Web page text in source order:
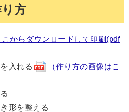
方
からダウンロードして印刷(pdf
入れる
（作り方の画像はこ
形を整える